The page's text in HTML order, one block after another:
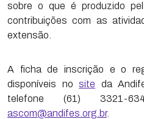
sobre o que é produzido
contribuições com as
extensão.
A ficha de inscrição e o
disponíveis nosite da
telefone (61) 3321-
ascom@andifes.org.br.